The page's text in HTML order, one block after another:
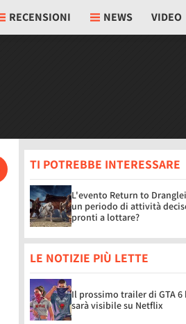
RECENSIONI NEWS VIDEO
TI POTREBBE INTERESSARE
L'evento Return to
un periodo di attività
pronti a lottare?
LE NOTIZIE PIÙ LETTE
Il prossimo trailer di GTA 6
sarà visibile su Netflix